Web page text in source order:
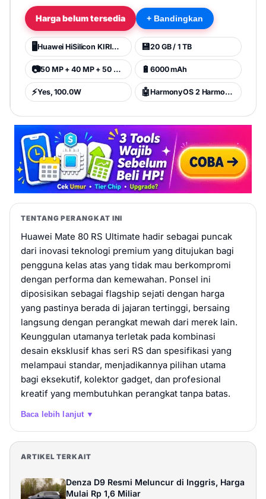
Harga belum tersedia + Bandingkan
🖥️ Huawei HiSilicon KIRIN 9030 Pro 💾20 GB / 1 TB
📷 50 MP + 40 MP + 50 MP + 50 MP 🔋 6000 mAh
⚡Yes, 100.0W 🤖 HarmonyOS 2 HarmonyOS 6.0
TENTANG PERANGKAT INI
Huawei Mate 80 RS Ultimate hadir sebagai puncak
dari inovasi teknologi premium yang ditujukan bagi
pengguna kelas atas yang tidak mau berkompromi
dengan performa dan kemewahan. Ponsel ini
diposisikan sebagai flagship sejati dengan harga
yang pastinya berada di jajaran tertinggi, bersaing
langsung dengan perangkat mewah dari merek lain.
Keunggulan utamanya terletak pada kombinasi
desain eksklusif khas seri RS dan spesifikasi yang
melampaui standar, menjadikannya pilihan utama
bagi eksekutif, kolektor gadget, dan profesional
kreatif yang membutuhkan perangkat tanpa batas.
Baca lebih lanjut ▼
ARTIKEL TERKAIT
Denza D9 Resmi Meluncur di Inggris, Harga
Mulai Rp 1,6 Miliar